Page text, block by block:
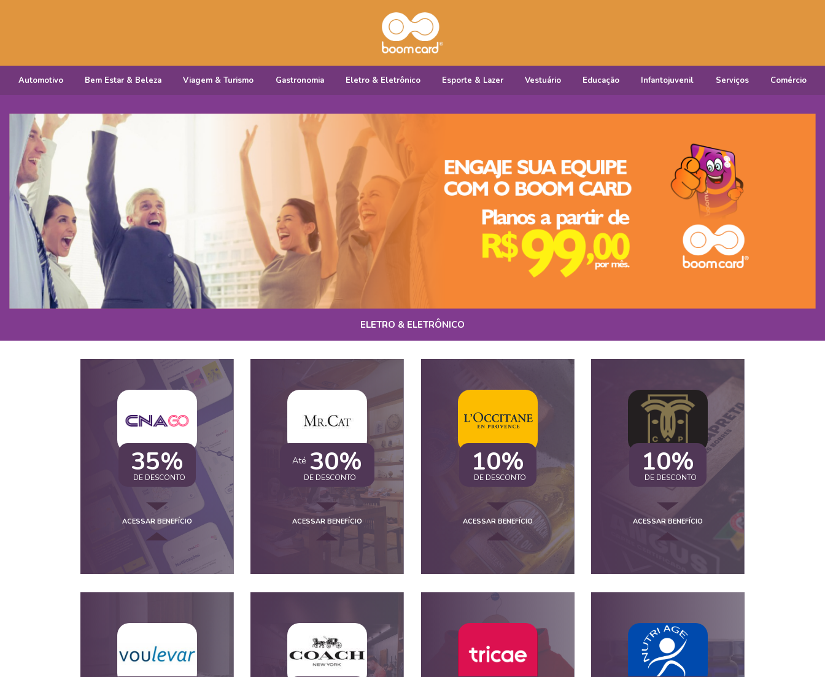
Automotivo Bem Estar & Beleza Viagem & Turismo Gastronomia Eletro & Eletrônico Esporte & Lazer Vestuário Educação Infantojuvenil Serviços Comércio
ELETRO & ELETRÔNICO
35%
DE DESCONTO
ACESSAR BENEFÍCIO
Até 30%
DE DESCONTO
ACESSAR BENEFÍCIO
10%
DE DESCONTO
ACESSAR BENEFÍCIO
10%
DE DESCONTO
ACESSAR BENEFÍCIO